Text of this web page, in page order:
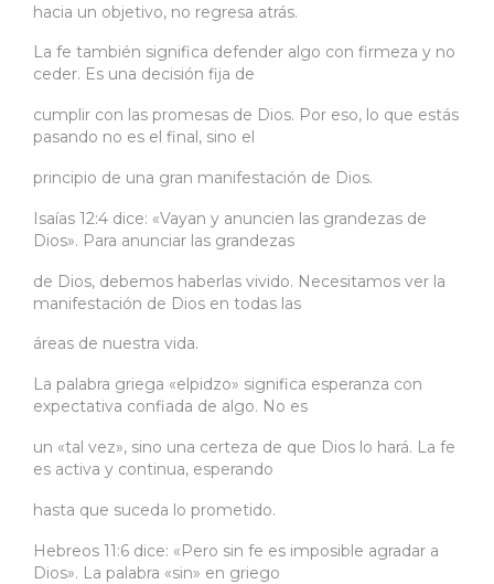
hacia un objetivo, no regresa atrás.
La fe también significa defender algo con firmeza y no
ceder. Es una decisión fija de
cumplir con las promesas de Dios. Por eso, lo que estás
pasando no es el final, sino el
principio de una gran manifestación de Dios.
Isaías 12:4 dice: «Vayan y anuncien las grandezas de
Dios». Para anunciar las grandezas
de Dios, debemos haberlas vivido. Necesitamos ver la
manifestación de Dios en todas las
áreas de nuestra vida.
La palabra griega «elpidzo» significa esperanza con
expectativa confiada de algo. No es
un «tal vez», sino una certeza de que Dios lo hará. La fe
es activa y continua, esperando
hasta que suceda lo prometido.
Hebreos 11:6 dice: «Pero sin fe es imposible agradar a
Dios». La palabra «sin» en griego